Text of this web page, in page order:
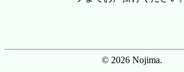
© 2026 Nojima.